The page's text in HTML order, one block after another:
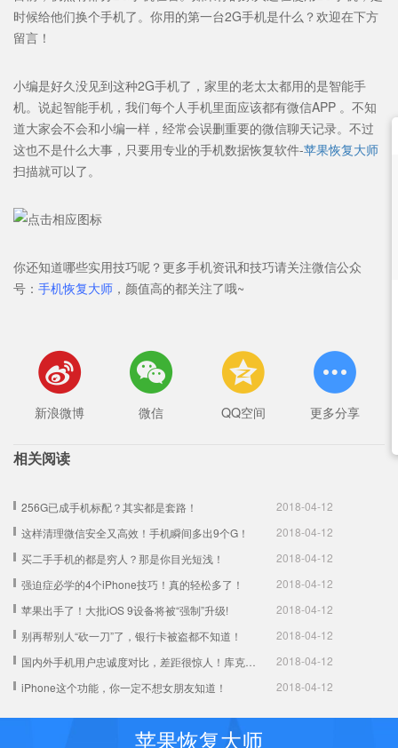
时候给他们换个手机了。你用的第一台2G手机是什么？欢迎在下方
留言！
小编是好久没见到这种2G手机了，家里的老太太都用的是智能手
机。说起智能手机，我们每个人手机里面应该都有微信APP 。不知
道大家会不会和小编一样，经常会误删重要的微信聊天记录。不过
这也不是什么大事，只要用专业的手机数据恢复软件-苹果恢复大师
扫描就可以了。
你还知道哪些实用技巧呢？ 更多手机资讯和技巧请关注微信公众
号： 手机恢复大师 ，颜值高的都关注了哦~

新浪微博

微信

QQ空间

更多分享
相关阅读
256G已成手机标配？其实都是套路！
2018-04-12
这样清理微信安全又高效！手机瞬间多出9个G！
2018-04-12
买二手手机的都是穷人？那是你目光短浅！
2018-04-12
强迫症必学的4个iPhone技巧！真的轻松多了！
2018-04-12
苹果出手了！大批iOS 9设备将被“强制”升级!
2018-04-12
别再帮别人“砍一刀”了，银行卡被盗都不知道！
2018-04-12
国内外手机用户忠诚度对比，差距很惊人！库克、雷军很无奈！
2018-04-12
iPhone这个功能，你一定不想女朋友知道！
2018-04-12
苹果恢复大师